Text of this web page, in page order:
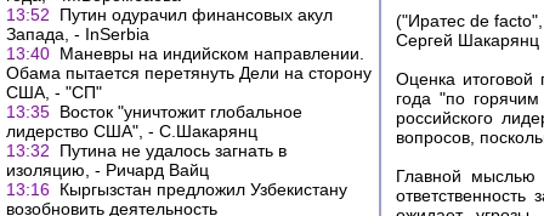
13:52
Путин одурачил финансовых акул
Запада, - InSerbia
13:40 Маневры на индийском направлении.
Обама пытается перетянуть Дели на сторону
США, - "СП"
13:35 Восток "уничтожит глобальное
лидерство США", - С.Шакарянц
13:32
Путина не удалось загнать в
изоляцию, - Ричард Вайц
13:16 Кыргызстан предложил Узбекистану
возобновить деятельность
("Иратес de
Сергей
Оценка
года "по
российского
вопросов,
Главной